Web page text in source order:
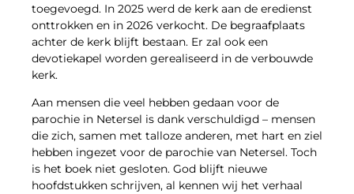
toegevoegd. In 2025 werd de kerk aan de eredienst
onttrokken en in 2026 verkocht. De begraafplaats
achter de kerk blijft bestaan. Er zal ook een
devotiekapel worden gerealiseerd in de verbouwde
kerk.
Aan mensen die veel hebben gedaan voor de
parochie in Netersel is dank verschuldigd – mensen
die zich, samen met talloze anderen, met hart en ziel
hebben ingezet voor de parochie van Netersel. Toch
is het boek niet gesloten. God blijft nieuwe
hoofdstukken schrijven, al kennen wij het verhaal